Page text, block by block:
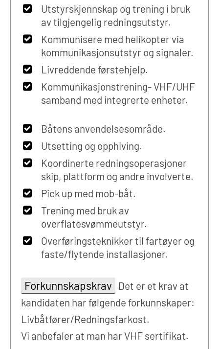
Utstyrskjennskap og trening i bruk
av tilgjengelig redningsutstyr.
Kommunisere med helikopter via
kommunikasjonsutstyr og signaler.
Livreddende førstehjelp.
Kommunikasjonstrening- VHF/UHF
samband med integrerte enheter.
Båtens anvendelsesområde.
Utsetting og opphiving.
Koordinerte redningsoperasjoner
skip, plattform og andre involverte.
Pick up med mob-båt.
Trening med bruk av
overflatesvømmeutstyr.
Overføringsteknikker til fartøyer og
faste/flytende installasjoner.
Forkunnskapskrav
Det er et krav at
kandidaten har følgende forkunnskaper:
Livbåtfører/Redningsfarkost.
Vi anbefaler at man har VHF sertifikat.